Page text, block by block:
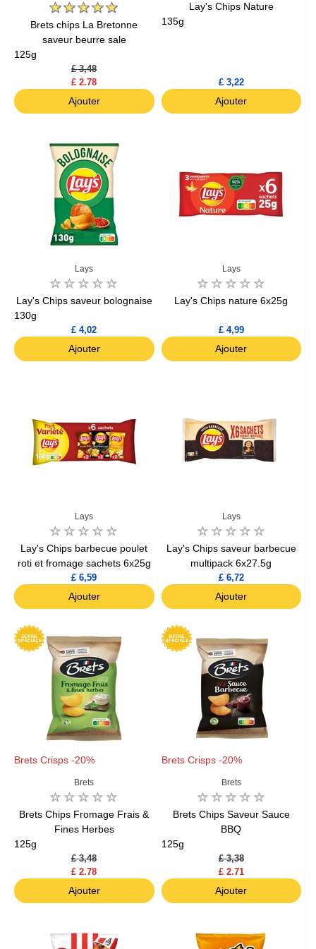
Brets chips La Bretonne
saveur beurre sale
125g
£ 3,48
£ 2.78
Ajouter
Lay's Chips Nature
135g
£ 3,22
Ajouter
Lays
Lay's Chips saveur bolognaise
130g
£ 4,02
Ajouter
Lays
Lay's Chips nature 6x25g
£ 4,99
Ajouter
Lays
Lay's Chips barbecue poulet
roti et fromage sachets 6x25g
£ 6,59
Ajouter
Lays
Lay's Chips saveur barbecue
multipack 6x27.5g
£ 6,72
Ajouter
Brets Crisps -20%
Brets
Brets Chips Fromage Frais &
Fines Herbes
125g
£ 3,48
£ 2.78
Ajouter
Brets Crisps -20%
Brets
Brets Chips Saveur Sauce
BBQ
125g
£ 3,38
£ 2.71
Ajouter